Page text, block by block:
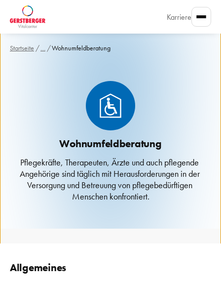
Karriere
Startseite /… /Wohnumfeldberatung
Wohnumfeldberatung
Pflegekräfte, Therapeuten, Ärzte und auch pflegende
Angehörige sind täglich mit Herausforderungen in der
Versorgung und Betreuung von pflegebedürftigen
Menschen konfrontiert.
Allgemeines